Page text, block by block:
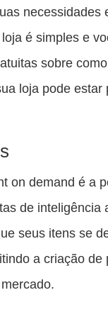
necessidades
é simples e
sobre
loja pode estar
on demand é a
de inteligência
seus itens se
a criação de